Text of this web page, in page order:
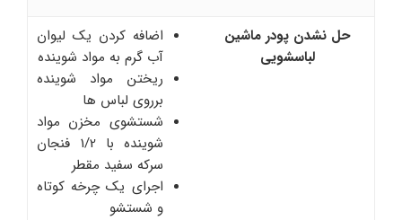
حل نشدن پودر ماشین
لباسشویی
اضافه کردن یک لیوان
آب گرم به مواد شوینده
ریختن مواد شوینده
برروی لباس ها
شستشوی مخزن مواد
شوینده با 1/2 فنجان
سرکه سفید مقطر
اجرای یک چرخه کوتاه
و شستشو